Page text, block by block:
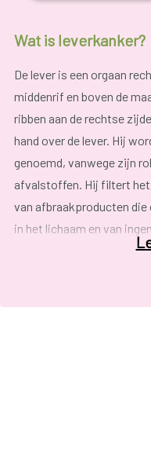
Wat is leverkanker?
De lever is een orgaan
middenrif en boven de
ribben aan de rechtse
hand over de lever. Hij
genoemd, vanwege zijn
afvalstoffen. Hij filtert het
van afbraakproducten
in het lichaam en van
alcohol, medicijnen enz.